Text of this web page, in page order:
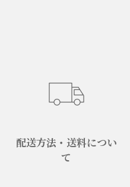
配送方法・送料につい
て